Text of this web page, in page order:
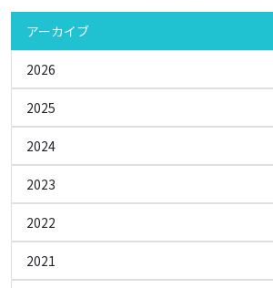
アーカイブ
2026
2025
2024
2023
2022
2021